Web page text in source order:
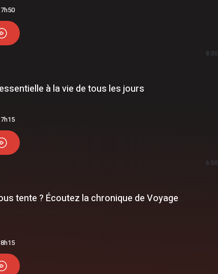
8:00
à la vie de tous les jours
6:00
tente ? Écoutez la chronique de Voyage